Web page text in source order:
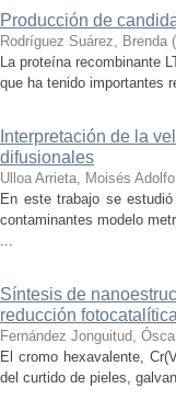
Producción de
Rodríguez Suárez, Brenda (
La proteína recombinante
que ha tenido importantes
Interpretación de la
difusionales
Ulloa Arrieta, Moisés Adolfo
En este trabajo se
contaminantes modelo
...
Síntesis de
reducción
Fernández Jonguitud,
El cromo hexavalente,
del curtido de pieles,